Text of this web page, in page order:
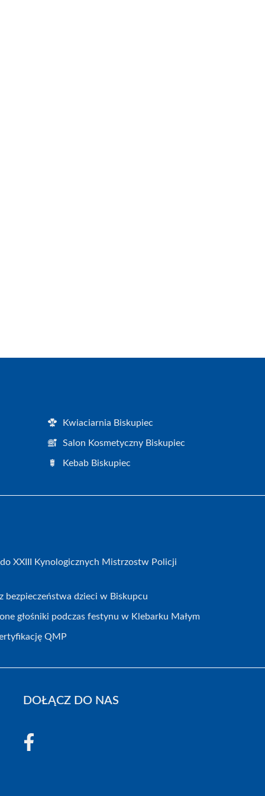
Kwiaciarnia Biskupiec
Salon Kosmetyczny Biskupiec
Kebab Biskupiec
XXIII Kynologicznych Mistrzostw Policji
bezpieczeństwa dzieci w Biskupcu
głośniki podczas festynu w Klebarku Małym
QMP
DOŁĄCZ DO NAS